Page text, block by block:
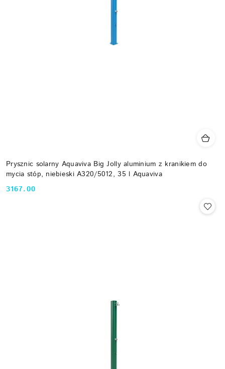
Prysznic solarny Aquaviva Big Jolly aluminium z kranikiem do
mycia stóp, niebieski A320/5012, 35 l Aquaviva
Cena:
3167.00